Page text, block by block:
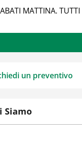
MATTINA.
un preventivo
Siamo